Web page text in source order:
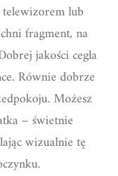
lub
fragment, na
jakości cegła
Równie dobrze
Możesz
– świetnie
wizualnie tę